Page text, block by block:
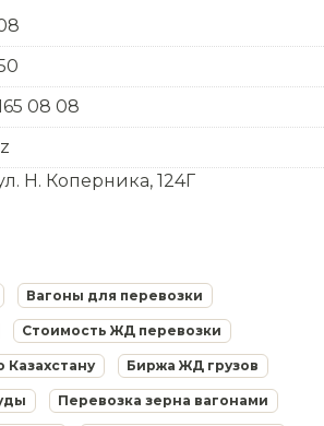
08 08
Н. Коперника, 124Г
Вагоны для перевозки
Стоимость ЖД перевозки
Биржа ЖД грузов
Перевозка зерна вагонами